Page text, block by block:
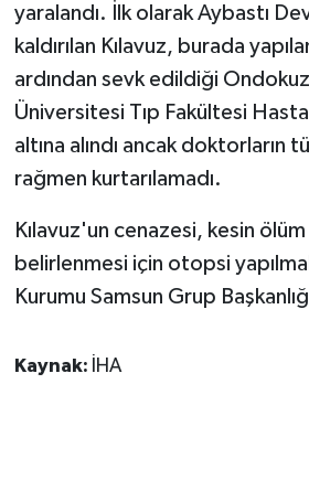
yaralandı. İlk olarak Aybastı
kaldırılan Kılavuz, burada
ardından sevk edildiği Ondokuz
Üniversitesi Tıp Fakültesi
altına alındı ancak doktorların
rağmen kurtarılamadı.
Kılavuz'un cenazesi, kesin
belirlenmesi için otopsi
Kurumu Samsun Grup
Kaynak: İHA